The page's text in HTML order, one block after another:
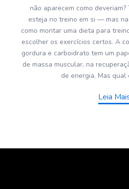
não aparecem como
esteja no treino em si — mas
como montar uma dieta para
escolher os exercícios certos. A
gordura e carboidrato tem um
de massa muscular, na
de energia. Mas qual
Leia